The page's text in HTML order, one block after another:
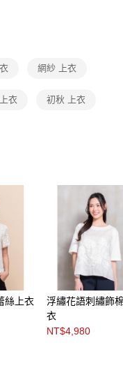
交易完成。
請聯繫「AFTEE先享後付
將交易相關給付款項請求債
護人之同意方可使用
損失，本公司不負相關責
號之用戶狀況，依本公司即
情形，本公司將視審查結果
若發現惡意使用之情形，
額度並採取法律行動。
網紗 上衣
衣 初秋 上衣
絲上衣
浮繡花語刺繡飾
衣
NT$4,980